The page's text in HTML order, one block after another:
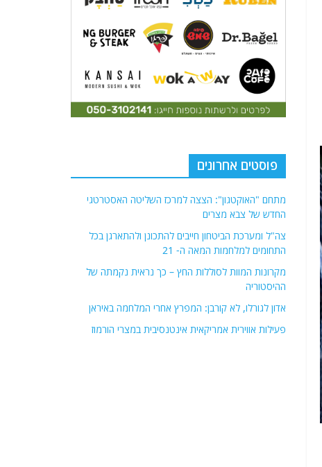
פוסטים אחרונים
מתחם "האוקטגון": הצצה למרכז השליטה האסטרטגי
החדש של צבא מצרים
צה"ל ומערכת הביטחון חייבים להתכונן ולהתארגן בכל
התחומים למלחמות המאה ה- 21
מקרונות המוות לסוללות החץ – כך נראית נקמתה של
ההיסטוריה
אדון לגורלו, לא קורבן: המפרץ אחרי המלחמה באיראן
פעילות אווירית אמריקאית אינטנסיבית במצרי הורמוז